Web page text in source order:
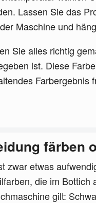
Lassen Sie das
Maschine und
Sie alles richtig
ist. Diese
Farbergebnis
färben
zwar etwas
die im
gilt: